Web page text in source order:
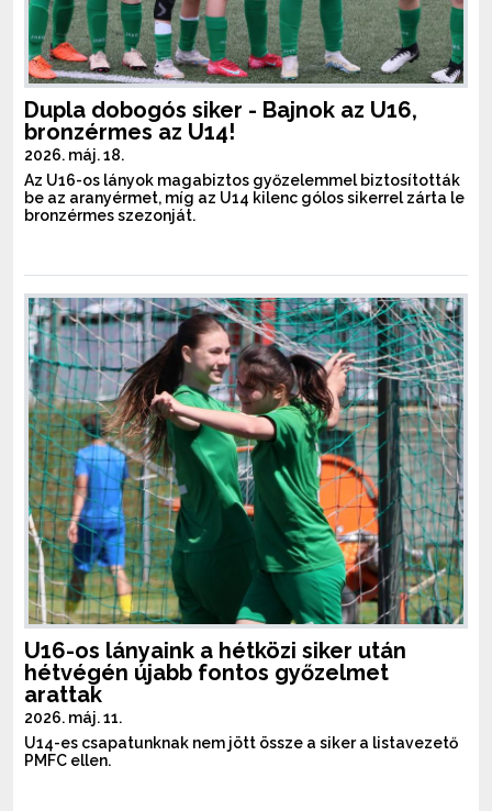
Dupla dobogós siker - Bajnok az U16,
bronzérmes az U14!
2026. máj. 18.
Az U16-os lányok magabiztos győzelemmel biztosították
be az aranyérmet, míg az U14 kilenc gólos sikerrel zárta le
bronzérmes szezonját.
U16-os lányaink a hétközi siker után
hétvégén újabb fontos győzelmet
arattak
2026. máj. 11.
U14-es csapatunknak nem jött össze a siker a listavezető
PMFC ellen.